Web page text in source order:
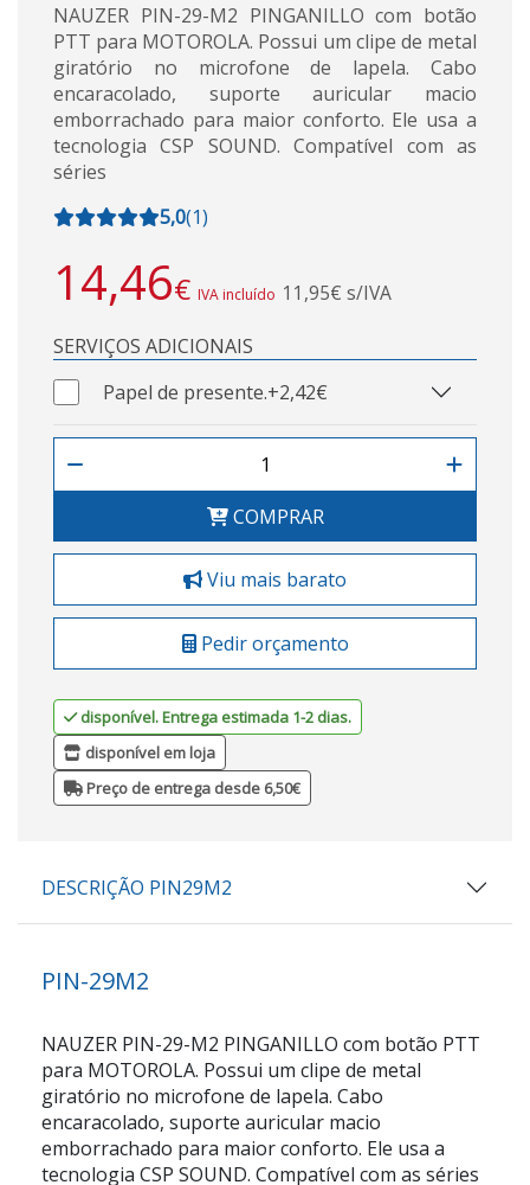
NAUZER PIN-29-M2 PINGANILLO com botão
PTT para MOTOROLA. Possui um clipe de metal
giratório no microfone de lapela. Cabo
encaracolado, suporte auricular macio
emborrachado para maior conforto. Ele usa a
tecnologia CSP SOUND. Compatível com as
séries
5,0(1)
14,46€ IVA incluído 11,95€ s/IVA
SERVIÇOS ADICIONAIS
Papel de presente.+2,42€
COMPRAR
Viu mais barato
Pedir orçamento
disponível. Entrega estimada 1-2 dias.
disponível em loja
Preço de entrega desde 6,50€
DESCRIÇÃO PIN29M2
PIN-29M2
NAUZER PIN-29-M2 PINGANILLO com botão PTT
para MOTOROLA. Possui um clipe de metal
giratório no microfone de lapela. Cabo
encaracolado, suporte auricular macio
emborrachado para maior conforto. Ele usa a
tecnologia CSP SOUND. Compatível com as séries